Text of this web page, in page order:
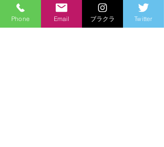
Phone Email ブラクラ Twitter